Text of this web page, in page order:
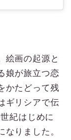
絵画の起源と
娘が旅立つ恋
かたどって残
ギリシアで伝
紀はじめに
りました。